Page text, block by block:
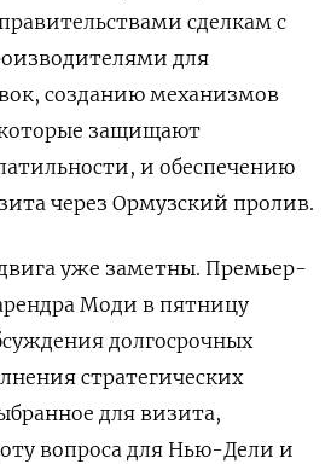
сделкам с
для
созданию механизмов
защищают
и обеспечению
через Ормузский пролив.
уже заметны. Премьер-
Моди в пятницу
‌долгосрочных
стратегических
для визита,
вопроса для Нью-Дели и